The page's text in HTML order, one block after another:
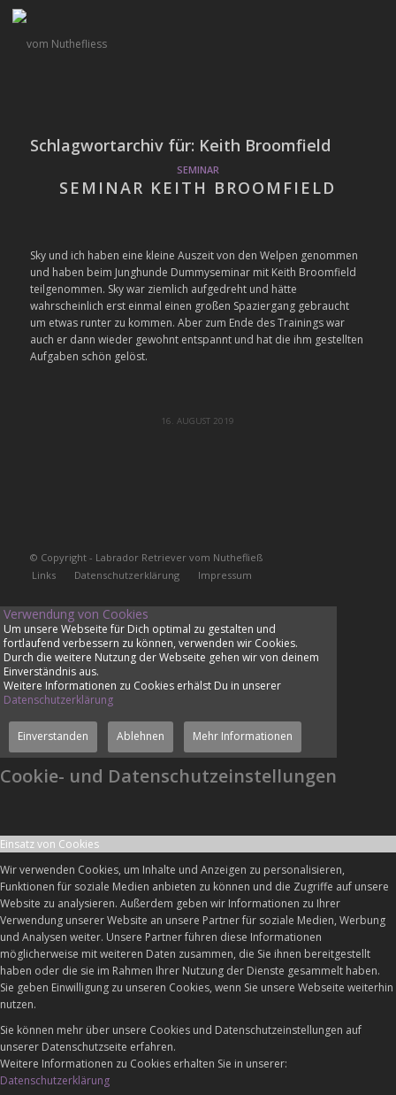
Schlagwortarchiv für: Keith Broomfield
SEMINAR
SEMINAR KEITH BROOMFIELD
Sky und ich haben eine kleine Auszeit von den Welpen genommen
und haben beim Junghunde Dummyseminar mit Keith Broomfield
teilgenommen. Sky war ziemlich aufgedreht und hätte
wahrscheinlich erst einmal einen großen Spaziergang gebraucht
um etwas runter zu kommen. Aber zum Ende des Trainings war
auch er dann wieder gewohnt entspannt und hat die ihm gestellten
Aufgaben schön gelöst.
16. AUGUST 2019
© Copyright - Labrador Retriever vom Nuthefließ
Links
Datenschutzerklärung Impressum
Verwendung von Cookies
Um unsere Webseite für Dich optimal zu gestalten und
fortlaufend verbessern zu können, verwenden wir Cookies.
Durch die weitere Nutzung der Webseite gehen wir von deinem
Einverständnis aus.
Weitere Informationen zu Cookies erhälst Du in unserer
Datenschutzerklärung
Einverstanden Ablehnen Mehr Informationen
Cookie- und Datenschutzeinstellungen
Einsatz von Cookies
Wir verwenden Cookies, um Inhalte und Anzeigen zu personalisieren,
Funktionen für soziale Medien anbieten zu können und die Zugriffe auf unsere
Website zu analysieren. Außerdem geben wir Informationen zu Ihrer
Verwendung unserer Website an unsere Partner für soziale Medien, Werbung
und Analysen weiter. Unsere Partner führen diese Informationen
möglicherweise mit weiteren Daten zusammen, die Sie ihnen bereitgestellt
haben oder die sie im Rahmen Ihrer Nutzung der Dienste gesammelt haben.
Sie geben Einwilligung zu unseren Cookies, wenn Sie unsere Webseite weiterhin
nutzen.
Sie können mehr über unsere Cookies und Datenschutzeinstellungen auf
unserer Datenschutzseite erfahren.
Weitere Informationen zu Cookies erhalten Sie in unserer:
Datenschutzerklärung